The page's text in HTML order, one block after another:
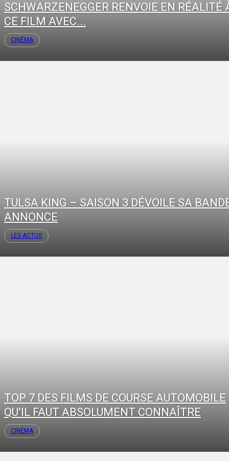
SCHWARZENEGGER RENVOIE EN RÉALITÉ
CE FILM AVEC...
CINÉMA
TULSA KING – SAISON 3 DÉVOILE SA
ANNONCE
LES ACTUS
TOP 7 DES FILMS DE COURSE AUTOMOBILE
QU’IL FAUT ABSOLUMENT CONNAÎTRE
CINÉMA